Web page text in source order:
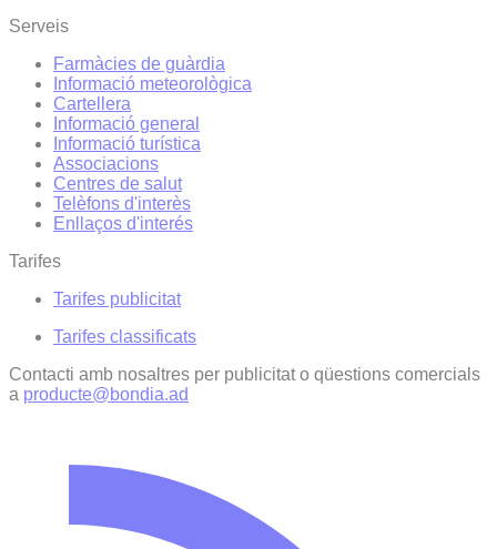
Serveis
Farmàcies de guàrdia
Informació meteorològica
Cartellera
Informació general
Informació turística
Associacions
Centres de salut
Telèfons d'interès
Enllaços d'interés
Tarifes
Tarifes publicitat
Tarifes classificats
Contacti amb nosaltres per publicitat o qüestions comercials
a producte@bondia.ad